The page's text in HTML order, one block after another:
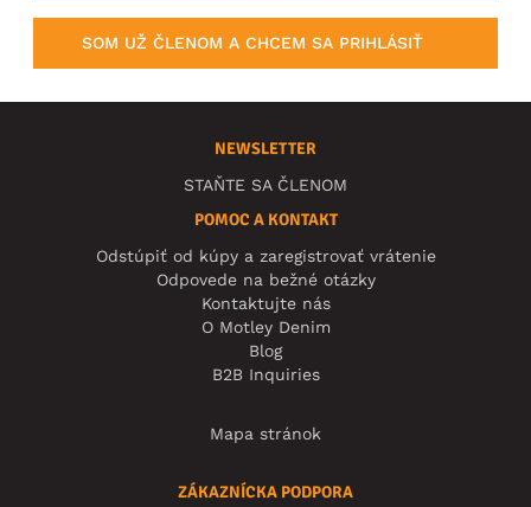
SOM UŽ ČLENOM A CHCEM SA PRIHLÁSIŤ
NEWSLETTER
STAŇTE SA ČLENOM
POMOC A KONTAKT
Odstúpiť od kúpy a zaregistrovať vrátenie
Odpovede na bežné otázky
Kontaktujte nás
O Motley Denim
Blog
B2B Inquiries
Mapa stránok
ZÁKAZNÍCKA PODPORA